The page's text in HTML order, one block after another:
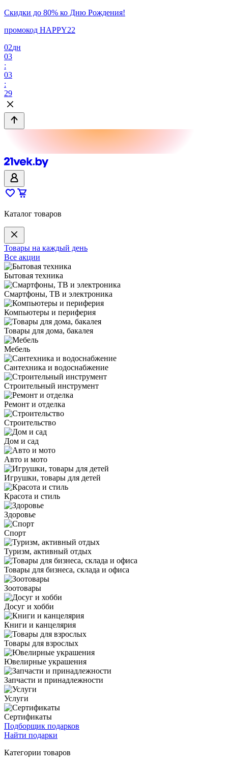
Скидки до 80% ко Дню Рождения!
промокод HAPPY22
02дн
03
:
03
:
29
Каталог товаров
Товары на каждый день
Все акции
Бытовая техника
Смартфоны, ТВ и электроника
Компьютеры и периферия
Товары для дома, бакалея
Мебель
Сантехника и водоснабжение
Строительный инструмент
Ремонт и отделка
Строительство
Дом и сад
Авто и мото
Игрушки, товары для детей
Красота и стиль
Здоровье
Спорт
Туризм, активный отдых
Товары для бизнеса, склада и офиса
Зоотовары
Досуг и хобби
Книги и канцелярия
Товары для взрослых
Ювелирные украшения
Запчасти и принадлежности
Услуги
Сертификаты
Подборщик подарков
Найти подарки
Категории товаров